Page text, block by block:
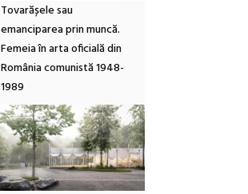
Tovarășele sau
emanciparea prin muncă.
Femeia în arta oficială din
România comunistă 1948-
1989